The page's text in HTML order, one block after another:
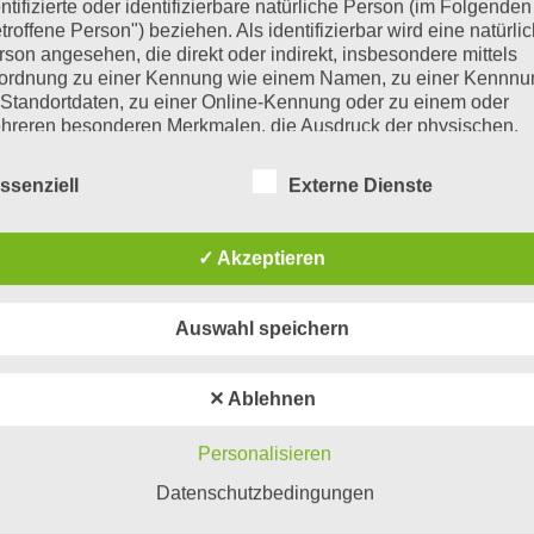
veröffentlicht. Erforderliche Felder sind mit
oder identifizierbare natürliche Person (im Folgenden
Person") beziehen. Als identifizierbar wird eine
angesehen, die direkt oder indirekt, insbesondere mittels
zu einer Kennung wie einem Namen, zu einer
zu einer Online-Kennung oder zu einem oder
besonderen Merkmalen, die Ausdruck der physischen,
sozialen Identität dieser natürlichen Person sind, identifiziert
kann.
deren personenbezogene Daten von dem für die
ist jeder mit oder ohne Hilfe automatisierter Verfahren
mit personenbezogenen Daten wie das Erheben,
Externe Dienste
✓ Akzeptieren
Auswahl speichern
✕ Ablehnen
Personalisieren
Datenschutzbedingungen